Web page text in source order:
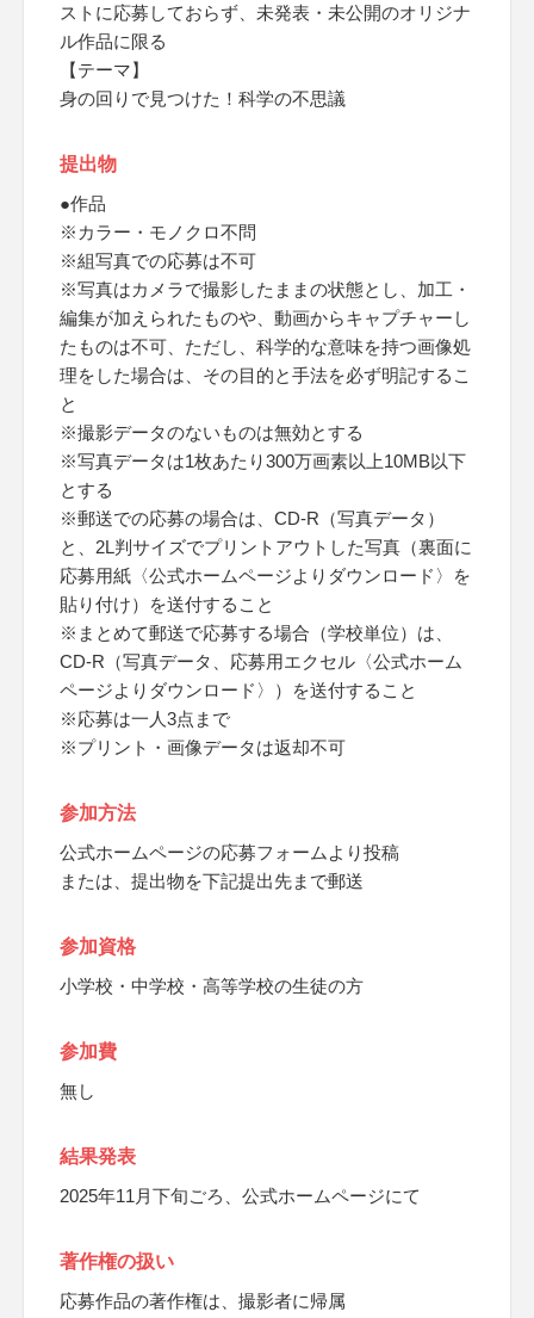
ストに応募しておらず、未発表・未公開のオリジナ
ル作品に限る
【テーマ】
身の回りで見つけた！科学の不思議
提出物
●作品
※カラー・モノクロ不問
※組写真での応募は不可
※写真はカメラで撮影したままの状態とし、加工・
編集が加えられたものや、動画からキャプチャーし
たものは不可、ただし、科学的な意味を持つ画像処
理をした場合は、その目的と手法を必ず明記するこ
と
※撮影データのないものは無効とする
※写真データは1枚あたり300万画素以上10MB以下
とする
※郵送での応募の場合は、CD-R（写真データ）
と、2L判サイズでプリントアウトした写真（裏面に
応募用紙〈公式ホームページよりダウンロード〉を
貼り付け）を送付すること
※まとめて郵送で応募する場合（学校単位）は、
CD-R（写真データ、応募用エクセル〈公式ホーム
ページよりダウンロード〉）を送付すること
※応募は一人3点まで
※プリント・画像データは返却不可
参加方法
公式ホームページの応募フォームより投稿
または、提出物を下記提出先まで郵送
参加資格
小学校・中学校・高等学校の生徒の方
参加費
無し
結果発表
2025年11月下旬ごろ、公式ホームページにて
著作権の扱い
応募作品の著作権は、撮影者に帰属